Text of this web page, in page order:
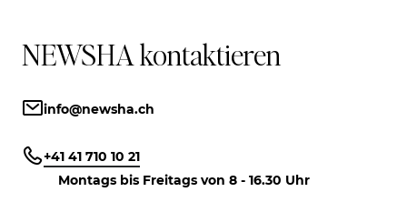
NEWSHA kontaktieren
info@newsha.ch
+41 41 710 10 21
Montags bis Freitags von 8 - 16.30 Uhr